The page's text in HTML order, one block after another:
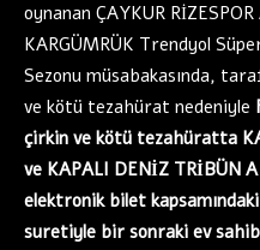
oynanan ÇAYKUR
KARGÜMRÜK Trendyol
Sezonu müsabakasında,
ve kötü tezahürat nedeniyle
çirkin ve kötü tezahüratta
ve KAPALI DENİZ TRİBÜN
elektronik bilet
suretiyle bir sonraki ev